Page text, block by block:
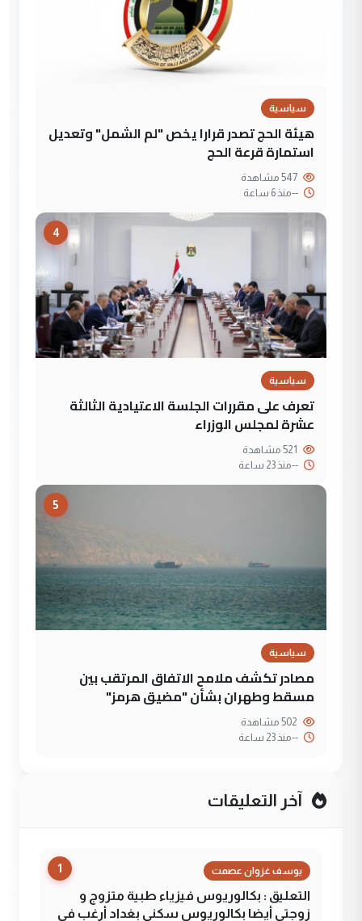
سياسية
هيئة الحج تصدر قرارا يخص "لم الشمل" وتعديل
استمارة قرعة الحج
--منذ 6 ساعة
4
سياسية
تعرف على مقررات الجلسة الاعتيادية الثالثة
عشرة لمجلس الوزراء
--منذ 23 ساعة
5
سياسية
مصادر تكشف ملامح الاتفاق المرتقب بين
مسقط وطهران بشأن "مضيق هرمز"
--منذ 23 ساعة
آخر التعليقات
1 يوسف غزوان عصمت
التعليق : بكالوريوس فيزياء طبية متزوج و
زوجتي أيضا بكالوريوس سكني بغداد أرغب في